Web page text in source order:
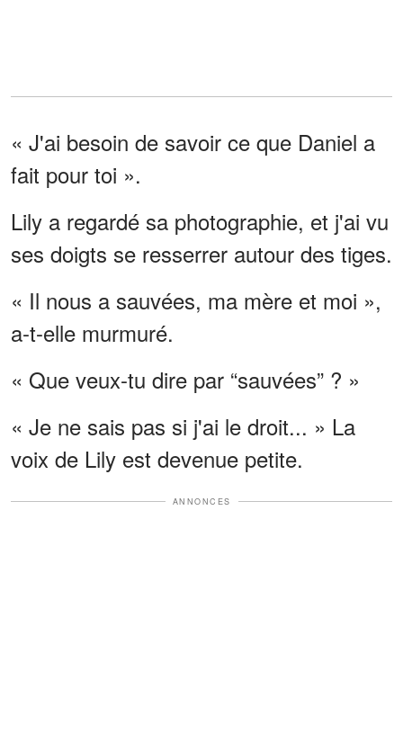
« J'ai besoin de savoir ce que Daniel a
fait pour toi ».
Lily a regardé sa photographie, et j'ai vu
ses doigts se resserrer autour des tiges.
« Il nous a sauvées, ma mère et moi »,
a-t-elle murmuré.
« Que veux-tu dire par “sauvées” ? »
« Je ne sais pas si j'ai le droit... » La
voix de Lily est devenue petite.
ANNONCES